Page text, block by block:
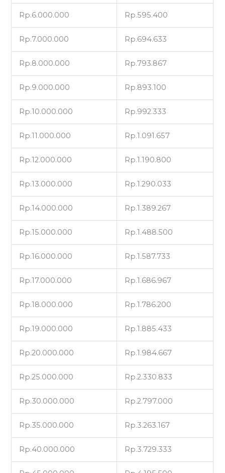
Rp.6.000.000 Rp.595.400
Rp.7.000.000 Rp.694.633
Rp.8.000.000 Rp.793.867
Rp.9.000.000 Rp.893.100
Rp.10.000.000 Rp.992.333
Rp.11.000.000 Rp.1.091.657
Rp.12.000.000 Rp.1.190.800
Rp.13.000.000 Rp.1.290.033
Rp.14.000.000 Rp.1.389.267
Rp.15.000.000 Rp.1.488.500
Rp.16.000.000 Rp.1.587.733
Rp.17.000.000 Rp.1.686.967
Rp.18.000.000 Rp.1.786.200
Rp.19.000.000 Rp.1.885.433
Rp.20.000.000 Rp.1.984.667
Rp.25.000.000 Rp.2.330.833
Rp.30.000.000 Rp.2.797.000
Rp.35.000.000 Rp.3.263.167
Rp.40.000.000 Rp.3.729.333